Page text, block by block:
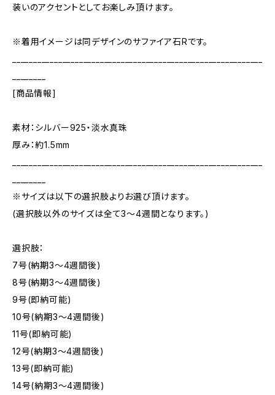
装いのアクセントとしてお楽しみ頂けます。
※着用イメージは同デザインのサファイア石Rです。
[商品情報]
素材：シルバー925・淡水真珠
厚み：約1.5mm
※サイズは以下の選択肢よりお選び頂けます。
(選択肢以外のサイズは全て3～4週間となります。)
選択肢：
7号(納期3～4週間後)
8号(納期3～4週間後)
9号(即納可能)
10号(納期3～4週間後)
11号(即納可能)
12号(納期3～4週間後)
13号(即納可能)
14号(納期3～4週間後)